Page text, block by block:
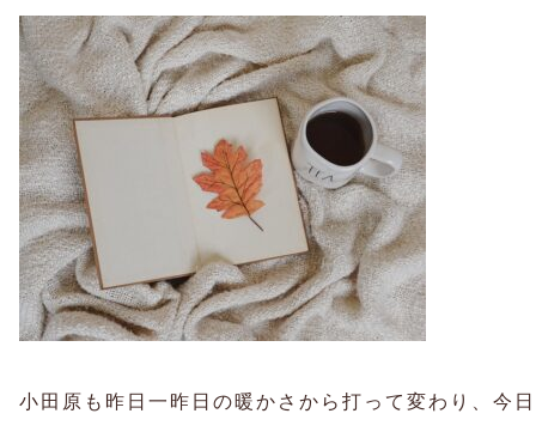
小田原も昨日一昨日の暖かさから打って変わり、今